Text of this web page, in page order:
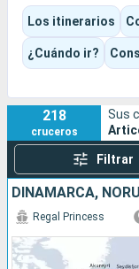
monumentales,
inuit.
Este destino
polar, la fauna
comprender mejor
locales y la historia
Los itinerarios
¿Cuándo ir?
218
cruceros
Sus
Filtrar
Regal Princess